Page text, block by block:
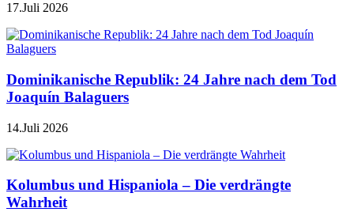
17.Juli 2026
Dominikanische Republik: 24 Jahre nach dem Tod
Joaquín Balaguers
14.Juli 2026
Kolumbus und Hispaniola – Die verdrängte
Wahrheit